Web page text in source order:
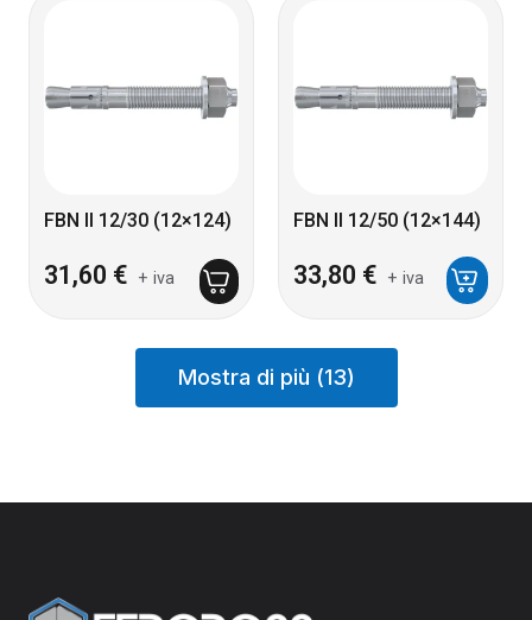
FBN II 12/30 (12×124)
31,60 € + iva
FBN II 12/50 (12×144)
33,80 € + iva
Mostra di più (13)